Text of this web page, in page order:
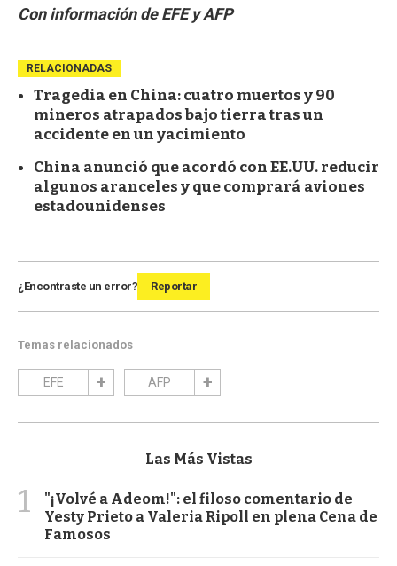
Con información de EFE y AFP
RELACIONADAS
Tragedia en China: cuatro muertos y 90
mineros atrapados bajo tierra tras un
accidente en un yacimiento
China anunció que acordó con EE.UU. reducir
algunos aranceles y que comprará aviones
estadounidenses
¿Encontraste un error? Reportar
Temas relacionados
EFE AFP
Las Más Vistas
1
"¡Volvé a Adeom!": el filoso comentario de
Yesty Prieto a Valeria Ripoll en plena Cena de
Famosos